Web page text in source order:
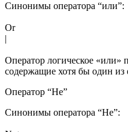
Синонимы оператора “или”:
Or
|
Оператор логическое «или»
содержащие хотя бы один из
Оператор “Не”
Синонимы оператора “Не”: